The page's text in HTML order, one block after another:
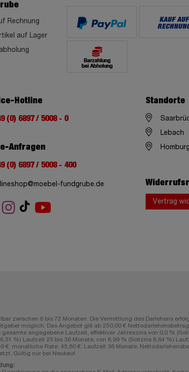
Rechnung
auf Lager
Hotline
(0) 6897 / 5008 - 0
Anfragen
(0) 6897 / 5008 - 400
fundgrube.de
Standorte
Lebach
Homburg
Vertrag
zwischen 6 bis 72 Monaten. Die Vermittlung des Darlehens
möglich. Das Angebot gilt ab 250,00 €
angegebene Laufzeit, effektiver Jahreszins von 0,0 %
%) Laufzeit 25 bis 36 Monate; von 8,99 % (Sollzins 8,64 %)
€; monatliche Rate: 45,80 €; Laufzeit 36 Monate;
Gültig nur bei Neukauf.